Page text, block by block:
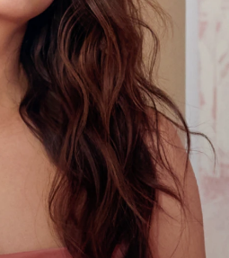
我的订阅
Set
预计送达日期8/10/26
预计送达日期8/9/26
预计送达日期8/9/26
预计送达日期 8/12/26